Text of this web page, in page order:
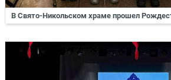
В Свято-Никольском храме прошел